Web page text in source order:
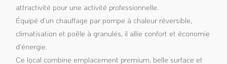
attractivité pour une activité professionnelle.
Équipé d’un chauffage par pompe à chaleur réversible,
climatisation et poêle à granulés, il allie confort et économie
d’énergie.
Ce local combine emplacement premium, belle surface et